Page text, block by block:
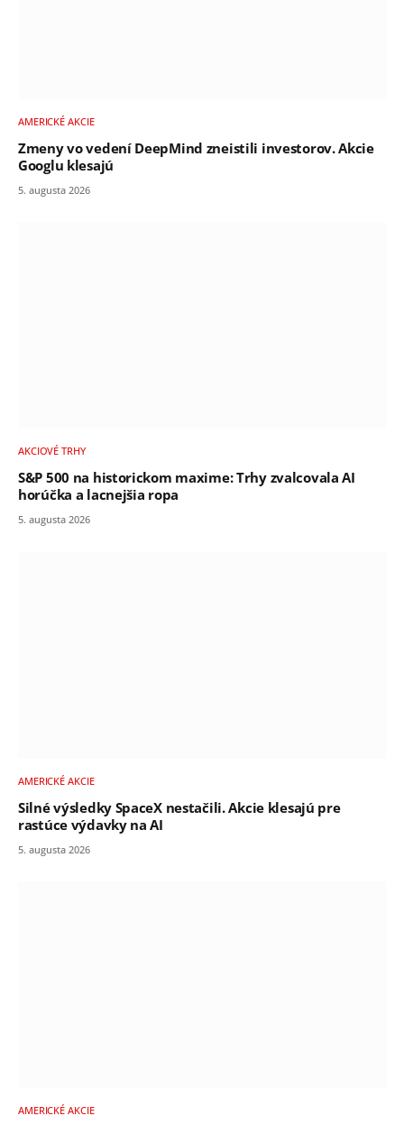
AMERICKÉ AKCIE
Zmeny vo vedení DeepMind zneistili investorov. Akcie
Googlu klesajú
5. augusta 2026
AKCIOVÉ TRHY
S&P 500 na historickom maxime: Trhy zvalcovala AI
horúčka a lacnejšia ropa
5. augusta 2026
AMERICKÉ AKCIE
Silné výsledky SpaceX nestačili. Akcie klesajú pre
rastúce výdavky na AI
5. augusta 2026
AMERICKÉ AKCIE